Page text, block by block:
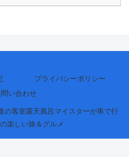
プライバシーポリシー
問い合わせ
の客室露天風呂マイスターが車で行
楽しい旅＆グルメ.